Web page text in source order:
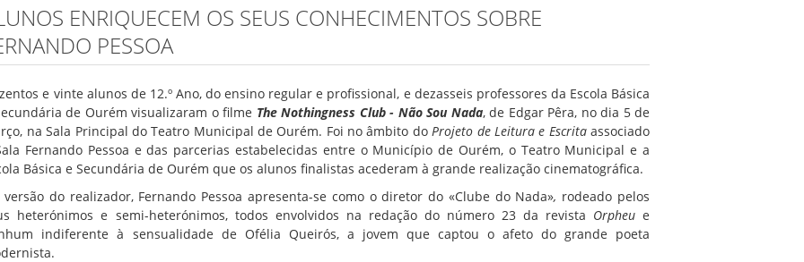
ENRIQUECEM OS SEUS CONHECIMENTOS SOBRE
PESSOA
e vinte alunos de 12.º Ano, do ensino regular e profissional, e dezasseis professores da Escola Básica
de Ourém visualizaram o filme The Nothingness Club - Não Sou Nada, de Edgar Pêra, no dia 5 de
na Sala Principal do Teatro Municipal de Ourém. Foi no âmbito do Projeto de Leitura e Escritaassociado
Fernando Pessoa e das parcerias estabelecidas entre o Município de Ourém, o Teatro Municipal e a
Básica e Secundária de Ourém que os alunos finalistas acederam à grande realização cinematográfica.
versão do realizador, Fernando Pessoa apresenta-se como o diretor do «Clube do Nada», rodeado pelos
heterónimos e semi-heterónimos, todos envolvidos na redação do número 23 da revista Orpheue
indiferente à sensualidade de Ofélia Queirós, a jovem que captou o afeto do grande poeta